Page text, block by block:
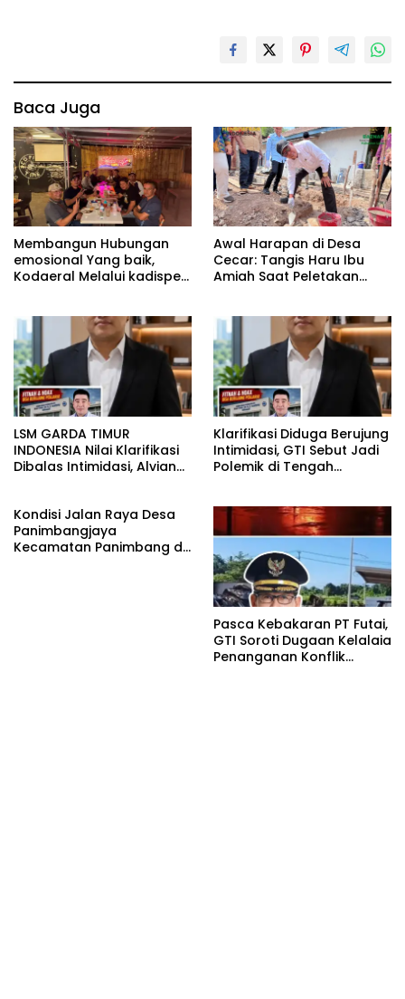
Baca Juga
Membangun Hubungan
emosional Yang baik,
Kodaeral Melalui kadispen
tidak harus resmi Dengan
suasana Santai lebih
Dekat Dan Harmonis.
Awal Harapan di Desa
Cecar: Tangis Haru Ibu
Amiah Saat Peletakan
LSM GARDA TIMUR
INDONESIA Nilai Klarifikasi
Dibalas Intimidasi, Alvian
KUHAP pasal 108 ayat 1
Klarifikasi Diduga Berujung
Intimidasi, GTI Sebut Jadi
Polemik di Tengah
Kondisi Jalan Raya Desa
Panimbangjaya
Kecamatan Panimbang di
Pasca Kebakaran PT Futai,
GTI Soroti Dugaan Kelalaia
Penanganan Konflik